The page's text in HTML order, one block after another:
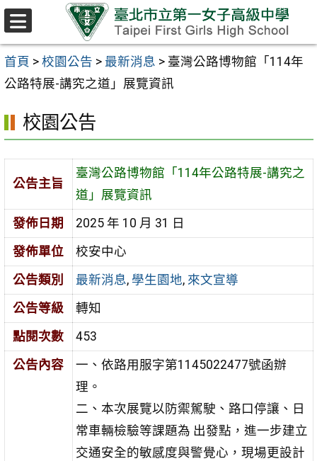
跳至主要內容區
首頁 > 校園公告 > 最新消息 > 臺灣公路博物館「114年
公路特展-講究之道」展覽資訊
校園公告
公告主旨
臺灣公路博物館「114年公路特展-講究之
道」展覽資訊
發佈日期
2025 年 10 月 31 日
發佈單位
校安中心
公告類別
最新消息, 學生園地, 來文宣導
公告等級
轉知
點閱次數
453
公告內容
一、依路用服字第1145022477號函辦
理。
二、本次展覽以防禦駕駛、路口停讓、日
常車輛檢驗等課題為 出發點，進一步建立
交通安全的敏感度與警覺心，現場更設計
選
單